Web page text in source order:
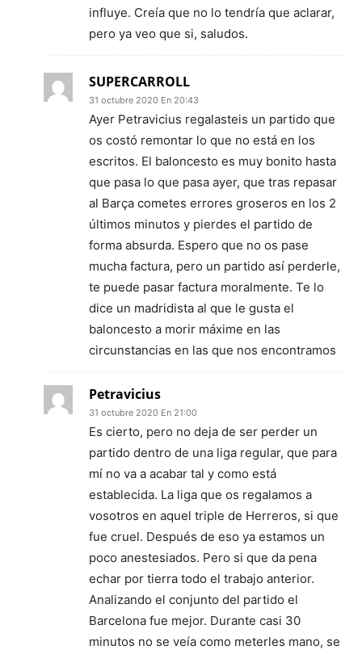
influye. Creía que no lo tendría que aclarar,
pero ya veo que si, saludos.
SUPERCARROLL
31 octubre 2020 En 20:43
Ayer Petravicius regalasteis un partido que
os costó remontar lo que no está en los
escritos. El baloncesto es muy bonito hasta
que pasa lo que pasa ayer, que tras repasar
al Barça cometes errores groseros en los 2
últimos minutos y pierdes el partido de
forma absurda. Espero que no os pase
mucha factura, pero un partido así perderle,
te puede pasar factura moralmente. Te lo
dice un madridista al que le gusta el
baloncesto a morir máxime en las
circunstancias en las que nos encontramos
Petravicius
31 octubre 2020 En 21:00
Es cierto, pero no deja de ser perder un
partido dentro de una liga regular, que para
mí no va a acabar tal y como está
establecida. La liga que os regalamos a
vosotros en aquel triple de Herreros, si que
fue cruel. Después de eso ya estamos un
poco anestesiados. Pero si que da pena
echar por tierra todo el trabajo anterior.
Analizando el conjunto del partido el
Barcelona fue mejor. Durante casi 30
minutos no se veía como meterles mano, se